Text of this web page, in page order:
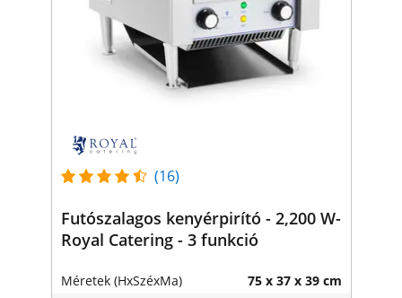
(16)
Futószalagos kenyérpirító - 2,200 W-
Royal Catering - 3 funkció
Méretek (HxSzéxMa) 75 x 37 x 39 cm